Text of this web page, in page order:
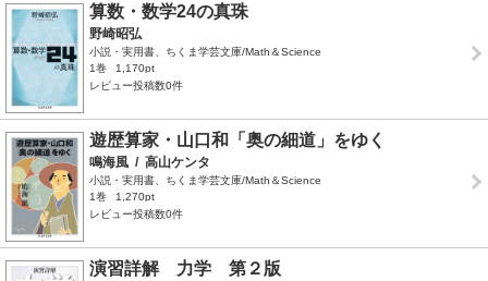
算数・数学24の真珠
野崎昭弘
小説・実用書、ちくま学芸文庫/Math＆Science
1巻
1,170pt
レビュー投稿数0件
遊歴算家・山口和「奥の細道」をゆく
鳴海風 / 高山ケンタ
小説・実用書、ちくま学芸文庫/Math＆Science
1巻
1,270pt
レビュー投稿数0件
演習詳解 力学 第２版